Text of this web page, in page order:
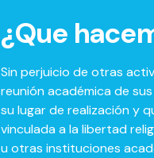
¿Que
Sin perjuicio de otras
reunión académica de
su lugar de realización y
vinculada a la libertad
u otras instituciones